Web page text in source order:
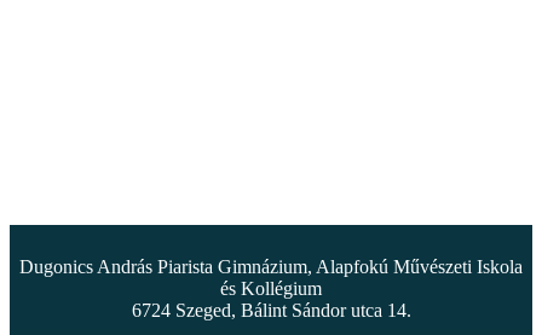
Dugonics András Piarista Gimnázium, Alapfokú Művészeti Iskola
és Kollégium
6724 Szeged, Bálint Sándor utca 14.